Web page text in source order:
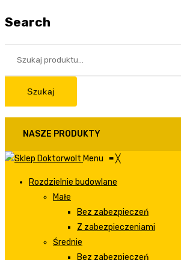
Search
Szukaj
NASZE PRODUKTY
Menu ≡╳
Rozdzielnie budowlane
Małe
Bez zabezpieczeń
Z zabezpieczeniami
Średnie
Bez zabezpieczeń